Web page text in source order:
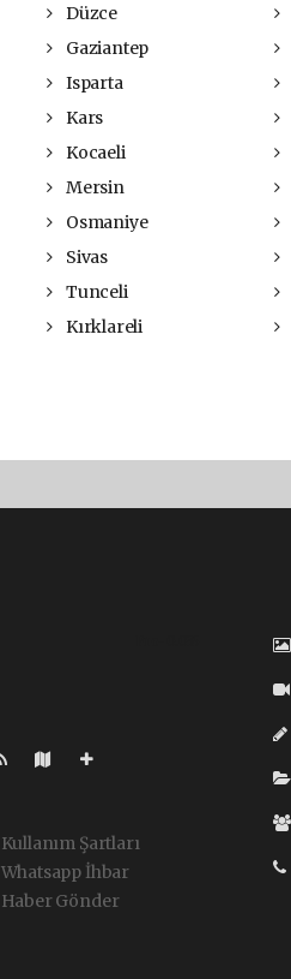
Düzce
Gaziantep
Isparta
Kars
Kocaeli
Mersin
Osmaniye
Sivas
Tunceli
Kırklareli
Kullanım Şartları
Whatsapp İhbar
Haber Gönder